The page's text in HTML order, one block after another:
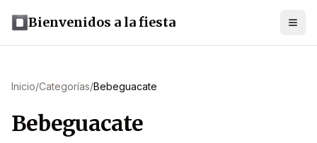
Bienvenidos a la fiesta
Inicio/Categorías/Bebeguacate
Bebeguacate